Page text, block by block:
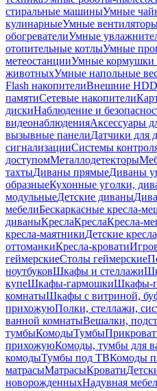
стиральные машиныУмные
кулинарныеУмные
обогревателиУмные
отопительные котлыУмные
метеостанцииУмные кормушки
животныхУмные напольные
Flash накопителиВнешние
памятиСетевые накопители
дискиНаблюдение и
видеонаблюденияАксессуары
вызывные панелиДатчики для
сигнализацииСистемы
доступомМеталлодетекторы
тахтыДиваны прямыеДиваны
образныеКухонные уголки,
модульныеДетские диваны
мебелиБескаркасные кресла-
диваныКреслаКреслаКресла-
кресла-маятникиДетские
оттоманкиКресла-кровати
геймерскиеСтолы геймерские
ноутбуковШкафы и стеллажи
купеШкафы-гармошкиШкафы-
комнатыШкафы с витриной,
прихожуюПолки, стеллажи,
ванной комнатыВешалки,
тумбыКомодыТумбы
прихожуюКомоды, тумбы для
комодыТумбы под ТВКомоды
матрасыМатрасыКровати
новорожденныхНадувная